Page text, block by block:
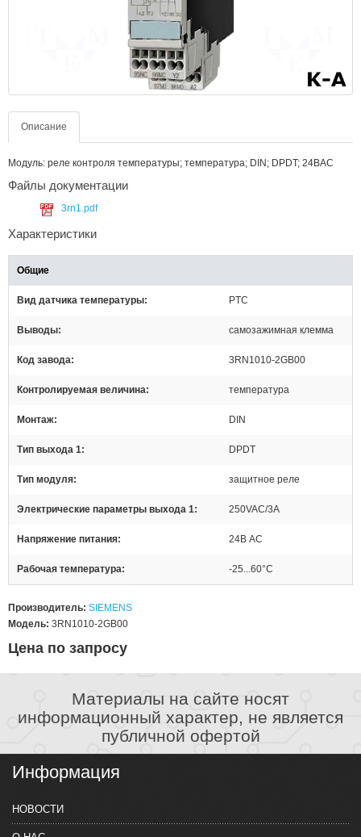
Описание
Модуль: реле контроля температуры; температура; DIN; DPDT; 24ВAC
Файлы документации
3rn1.pdf
Характеристики
Общие
Вид датчика температуры PTC
Выводы самозажимная клемма
Код завода 3RN1010-2GB00
Контролируемая величина температура
Монтаж DIN
Тип выхода 1 DPDT
Тип модуля защитное реле
Электрические параметры выхода 1 250VAC/3A
Напряжение питания 24В AC
Рабочая температура -25...60°C
Производитель: SIEMENS
Модель: 3RN1010-2GB00
Цена по запросу
Материалы на сайте носят
информационный характер, не является
публичной офертой
Информация
НОВОСТИ